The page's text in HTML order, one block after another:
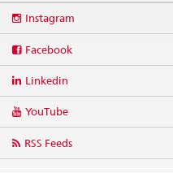
media
Instagram
Facebook
Linkedin
YouTube
RSS Feeds